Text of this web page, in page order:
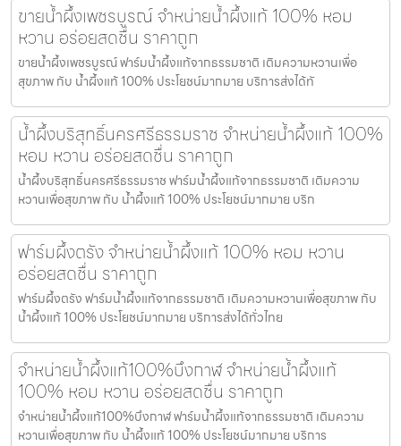
ขายน้ำผึ้งเพชรบูรณ์ จำหน่ายน้ำผึ้งแท้ 100% หอม
หวาน อร่อยสดชื่น ราคาถูก
ขายน้ำผึ้งเพชรบูรณ์ ฟาร์มน้ำผึ้งแท้จากธรรมชาติ เติมความหวานเพื่อ
สุขภาพ กับ น้ำผึ้งแท้ 100% ประโยชน์มากมาย บริการส่งได้ทั
น้ำผึ้งบริสุทธิ์นครศรีธรรมราช จำหน่ายน้ำผึ้งแท้ 100%
หอม หวาน อร่อยสดชื่น ราคาถูก
น้ำผึ้งบริสุทธิ์นครศรีธรรมราช ฟาร์มน้ำผึ้งแท้จากธรรมชาติ เติมความ
หวานเพื่อสุขภาพ กับ น้ำผึ้งแท้ 100% ประโยชน์มากมาย บริก
ฟาร์มผึ้งตรัง จำหน่ายน้ำผึ้งแท้ 100% หอม หวาน
อร่อยสดชื่น ราคาถูก
ฟาร์มผึ้งตรัง ฟาร์มน้ำผึ้งแท้จากธรรมชาติ เติมความหวานเพื่อสุขภาพ กับ
น้ำผึ้งแท้ 100% ประโยชน์มากมาย บริการส่งได้ทั่วไทย
จำหน่ายน้ำผึ้งแท้100%บึงกาฬ จำหน่ายน้ำผึ้งแท้
100% หอม หวาน อร่อยสดชื่น ราคาถูก
จำหน่ายน้ำผึ้งแท้100%บึงกาฬ ฟาร์มน้ำผึ้งแท้จากธรรมชาติ เติมความ
หวานเพื่อสุขภาพ กับ น้ำผึ้งแท้ 100% ประโยชน์มากมาย บริการ